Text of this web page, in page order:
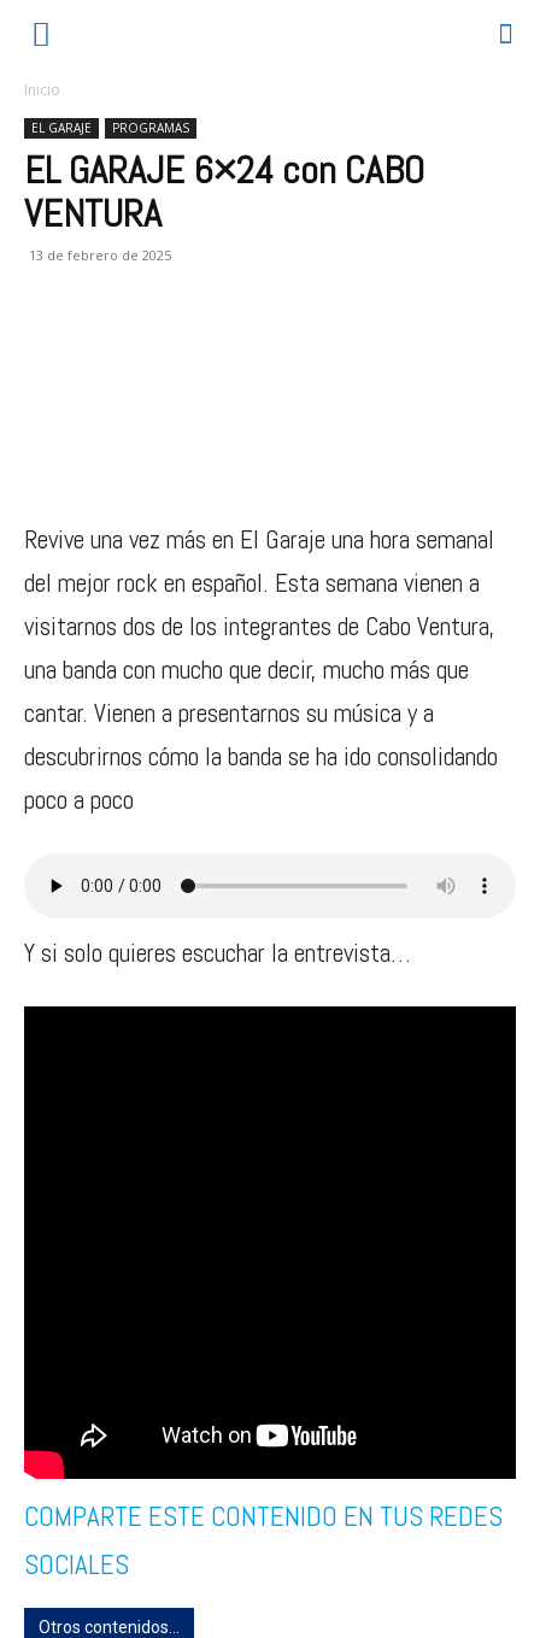
Inicio
EL GARAJE PROGRAMAS
EL GARAJE 6×24 con CABO
VENTURA
13 de febrero de 2025
Revive una vez más en El Garaje una hora semanal
del mejor rock en español. Esta semana vienen a
visitarnos dos de los integrantes de Cabo Ventura,
una banda con mucho que decir, mucho más que
cantar. Vienen a presentarnos su música y a
descubrirnos cómo la banda se ha ido consolidando
poco a poco
Y si solo quieres escuchar la entrevista…
COMPARTE ESTE CONTENIDO EN TUS REDES
SOCIALES
Otros contenidos...